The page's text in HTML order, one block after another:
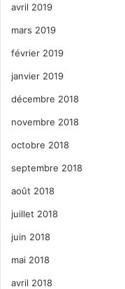
avril 2019
mars 2019
février 2019
janvier 2019
décembre 2018
novembre 2018
octobre 2018
septembre 2018
août 2018
juillet 2018
juin 2018
mai 2018
avril 2018